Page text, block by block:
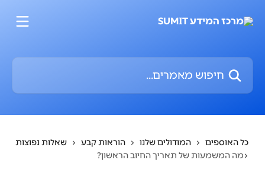
חיפוש מאמרים...
כל האוספים המודולים שלנו הוראות קבע
שאלות נפוצות
מה המשמעות של תאריך החיוב הראשון?